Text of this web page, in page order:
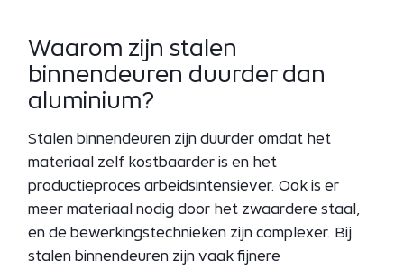
Waarom zijn stalen
binnendeuren duurder dan
aluminium?
Stalen binnendeuren zijn duurder omdat het
materiaal zelf kostbaarder is en het
productieproces arbeidsintensiever. Ook is er
meer materiaal nodig door het zwaardere staal,
en de bewerkingstechnieken zijn complexer. Bij
stalen binnendeuren zijn vaak fijnere